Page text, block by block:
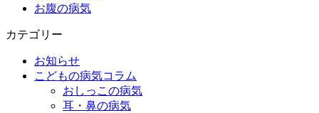
お腹の病気
カテゴリー
お知らせ
こどもの病気コラム
おしっこの病気
耳・鼻の病気